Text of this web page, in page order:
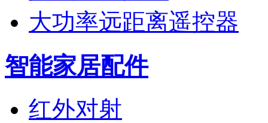
大功率远距离遥控器
智能家居配件
红外对射